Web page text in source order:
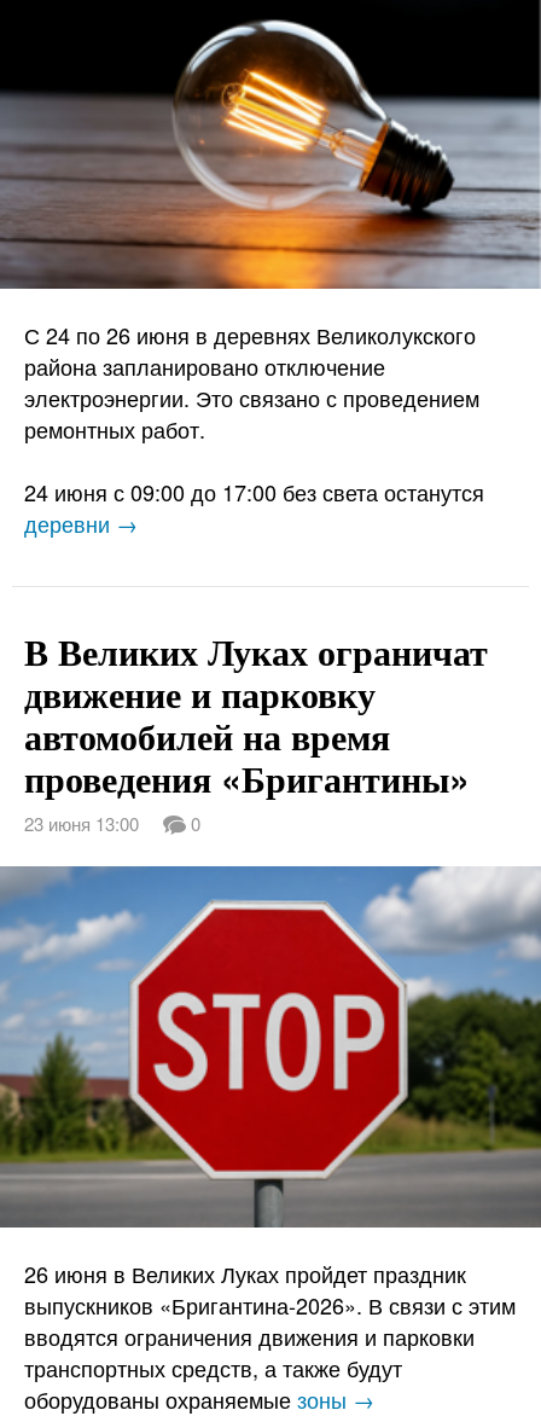
С 24 по 26 июня в деревнях Великолукского
района запланировано отключение
электроэнергии. Это связано с проведением
ремонтных работ.
24 июня с 09:00 до 17:00 без света останутся
деревни →
В Великих Луках ограничат
движение и парковку
автомобилей на время
проведения «Бригантины»
23 июня 13:00 0
26 июня в Великих Луках пройдет праздник
выпускников «Бригантина-2026». В связи с этим
вводятся ограничения движения и парковки
транспортных средств, а также будут
оборудованы охраняемыезоны →